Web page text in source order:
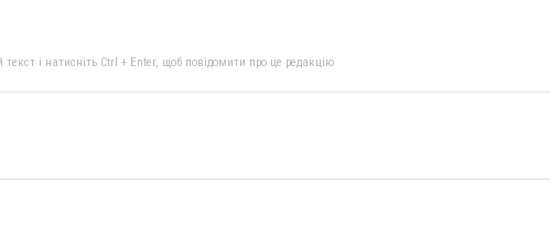
і натисніть Ctrl + Enter, щоб повідомити про це редакцію